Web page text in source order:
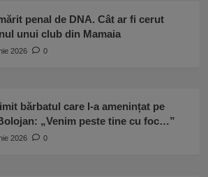
penal de DNA. Cât ar fi cerut
unui club din Mamaia
2026 0
bărbatul care l-a amenințat pe
„Venim peste tine cu foc…”
2026 0